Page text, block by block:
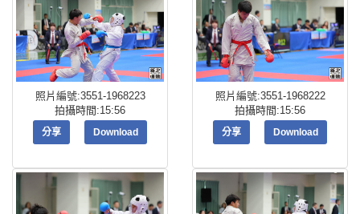
照片編號:3551-1968223
拍攝時間:15:56
分享 Download
照片編號:3551-1968222
拍攝時間:15:56
分享 Download